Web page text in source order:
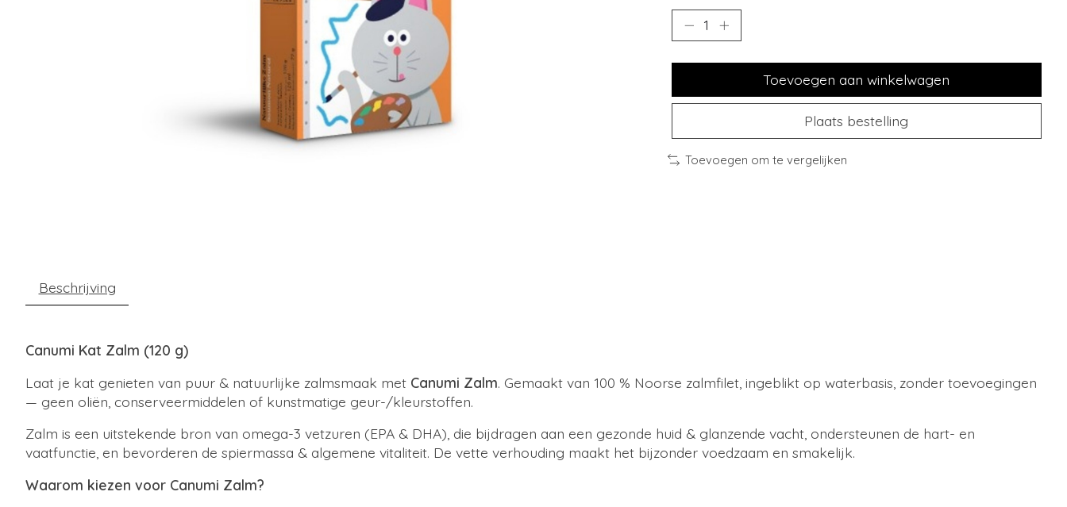
Toevoegen aan winkelwagen
Plaats bestelling
Toevoegen om te vergelijken
Beschrijving
Canumi Kat Zalm (120 g)
Laat je kat genieten van puur & natuurlijke zalmsmaak met Canumi Zalm. Gemaakt van 100 % Noorse zalmfilet, ingeblikt op waterbasis, zonder toevoegingen
— geen oliën, conserveermiddelen of kunstmatige geur-/kleurstoffen.
Zalm is een uitstekende bron van omega-3 vetzuren (EPA & DHA), die bijdragen aan een gezonde huid & glanzende vacht, ondersteunen de hart- en
vaatfunctie, en bevorderen de spiermassa & algemene vitaliteit. De vette verhouding maakt het bijzonder voedzaam en smakelijk.
Waarom kiezen voor Canumi Zalm?